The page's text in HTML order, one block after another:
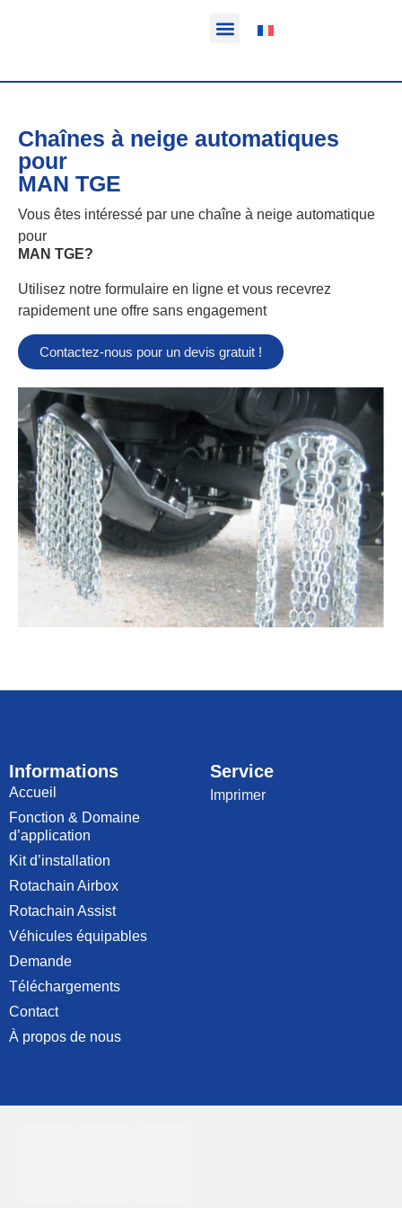
Chaînes à neige automatiques
pour
MAN TGE
Vous êtes intéressé par une chaîne à neige automatique
pour
MAN TGE?
Utilisez notre formulaire en ligne et vous recevrez
rapidement une offre sans engagement
Contactez-nous pour un devis gratuit !
Informations
Accueil
Fonction & Domaine
d’application
Kit d’installation
Rotachain Airbox
Rotachain Assist
Véhicules équipables
Demande
Téléchargements
Contact
À propos de nous
Service
Imprimer